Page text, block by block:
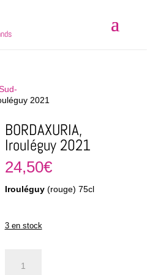
2021
BORDAXURIA,
Irouléguy 2021
24,50€
Irouléguy(rouge) 75cl
3 en stock